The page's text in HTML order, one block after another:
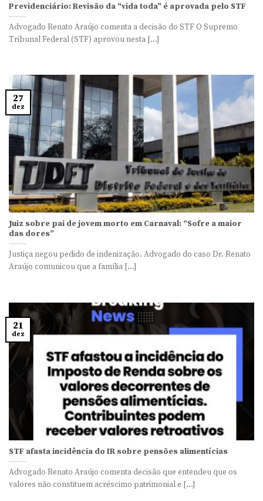
Previdenciário: Revisão da “vida toda” é aprovada pelo STF
Advogado Renato Araújo comenta a decisão do STF O Supremo
Tribunal Federal (STF) aprovou nesta [...]
Juiz sobre pai de jovem morto em Carnaval: “Sofre a maior
das dores”
Justiça negou pedido de indenização. Advogado do caso Dr. Renato
Araújo comunicou que a família [...]
27
dez
STF afasta incidência do IR sobre pensões alimentícias
Advogado Renato Araújo comenta decisão que entendeu que os
valores não constituem acréscimo patrimonial e [...]
21
dez